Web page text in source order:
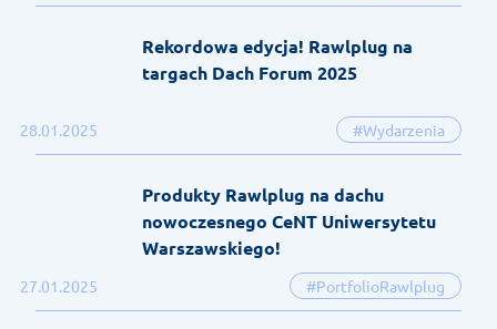
28.01.2025 #Wydarzenia
Rekordowa edycja! Rawlplug na
targach Dach Forum 2025
27.01.2025 #PortfolioRawlplug
Produkty Rawlplug na dachu
nowoczesnego CeNT Uniwersytetu
Warszawskiego!